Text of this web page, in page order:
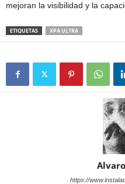
mejoran la visibilidad y la
ETIQUETAS XPA ULTRA
https://